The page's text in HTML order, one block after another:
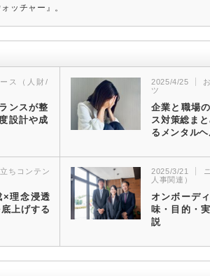
ッチャー』。
ス（人財/
ンスが整
設計や成
2025/4/25
ツ
企業と職場
ス対策総ま
るメンタル
ちコンテン
×理念浸透
底上げする
2025/3/21
人事関連）
オンボーデ
味・目的・
説